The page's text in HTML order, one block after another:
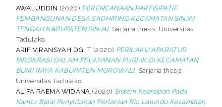
AWALUDDIN (2020) PERENCANAAN PARTISIPATIF
PEMBANGUNAN DESA SAOHIRING KECAMATAN SINJAI
TENGAH KABUPATEN SINJAI. Sarjana thesis, Universitas
Tadulako.
ARIF VIRANSYAH DG. T (2020) PERILAKU APARATUR
BIROKRASI DALAM PELAYANAN PUBLIK DI KECAMATAN
BUMI RAYA KABUPATEN MOROWALI. Sarjana thesis,
Universitas Tadulako.
ALIFA RAEMA WIDANA (2020) Sistem Kearsipan Pada
Kantor Balai Penyuluhan Pertanian Rio Lalundu Kecamatan